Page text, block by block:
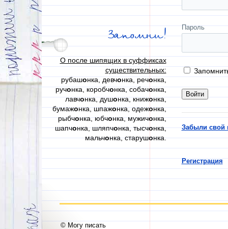
Запомни!
О после шипящих в суффиксах
существительных:
рубашонка, девчонка, речонка,
ручонка, коробчонка, собачонка,
лавчонка, душонка, книжонка,
бумажонка, шпажонка, одежонка,
рыбчонка, юбчонка, мужичонка,
шапчонка, шляпчонка, тысчонка,
мальчонка, старушонка.
Пароль
Забыли свой
Регистрация
© Могу писать